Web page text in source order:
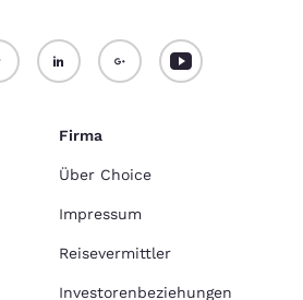
Firma
Über Choice
Impressum
Reisevermittler
Investorenbeziehungen